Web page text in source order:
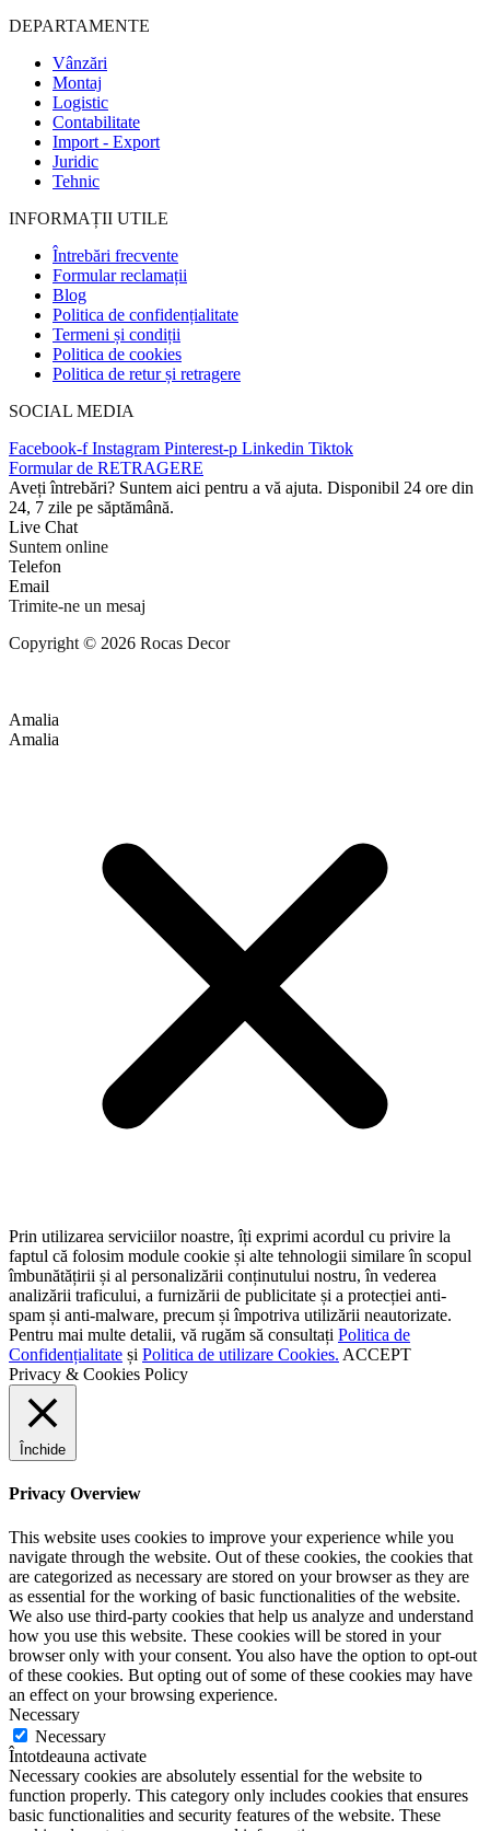
DEPARTAMENTE
Vânzări
Montaj
Logistic
Contabilitate
Import - Export
Juridic
Tehnic
INFORMAȚII UTILE
Întrebări frecvente
Formular reclamații
Blog
Politica de confidențialitate
Termeni și condiții
Politica de cookies
Politica de retur și retragere
SOCIAL MEDIA
Facebook-f Instagram Pinterest-p Linkedin Tiktok
Formular de RETRAGERE
Aveți întrebări? Suntem aici pentru a vă ajuta. Disponibil 24 ore din
24, 7 zile pe săptămână.
Live Chat
Suntem online
Telefon
Email
Trimite-ne un mesaj
Copyright © 2026 Rocas Decor
Amalia
Amalia
Prin utilizarea serviciilor noastre, îți exprimi acordul cu privire la
faptul că folosim module cookie și alte tehnologii similare în scopul
îmbunătățirii și al personalizării conținutului nostru, în vederea
analizării traficului, a furnizării de publicitate și a protecției anti-
spam și anti-malware, precum și împotriva utilizării neautorizate.
Pentru mai multe detalii, vă rugăm să consultați Politica de
Confidențialitate și Politica de utilizare Cookies. ACCEPT
Privacy & Cookies Policy
Închide
Privacy Overview
This website uses cookies to improve your experience while you
navigate through the website. Out of these cookies, the cookies that
are categorized as necessary are stored on your browser as they are
as essential for the working of basic functionalities of the website.
We also use third-party cookies that help us analyze and understand
how you use this website. These cookies will be stored in your
browser only with your consent. You also have the option to opt-out
of these cookies. But opting out of some of these cookies may have
an effect on your browsing experience.
Necessary
Necessary
Întotdeauna activate
Necessary cookies are absolutely essential for the website to
function properly. This category only includes cookies that ensures
basic functionalities and security features of the website. These